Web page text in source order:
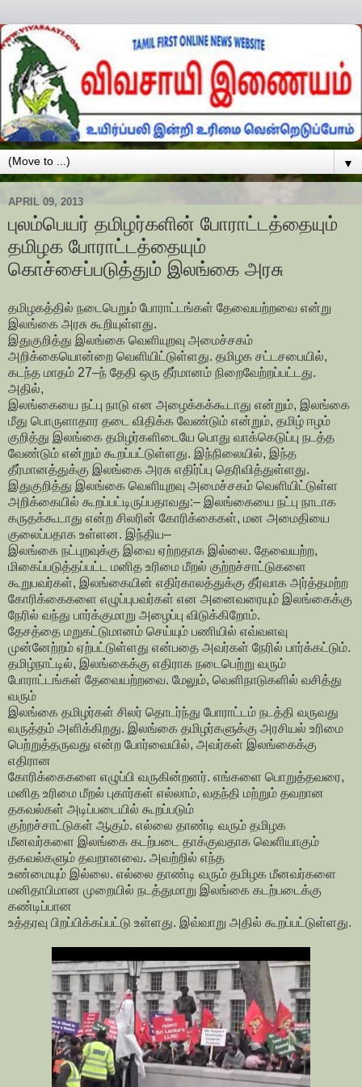
▼
APRIL 09, 2013
புலம்பெயர் தமிழர்களின் போராட்டத்தையும்
தமிழக போராட்டத்தையும்
கொச்சைப்படுத்தும் இலங்கை அரசு
தமிழகத்தில் நடைபெறும் போராட்டங்கள் தேவையற்றவை என்று
இலங்கை அரசு கூறியுள்ளது.
இதுகுறித்து இலங்கை வெளியுறவு அமைச்சகம்
அறிக்கையொன்றை வெளியிட்டுள்ளது. தமிழக சட்டசபையில்,
கடந்த மாதம் 27–ந் தேதி ஒரு தீர்மானம் நிறைவேற்றப்பட்டது.
அதில்,
இலங்கையை நட்பு நாடு என அழைக்கக்கூடாது என்றும், இலங்கை
மீது பொருளாதார தடை விதிக்க வேண்டும் என்றும், தமிழ் ஈழம்
குறித்து இலங்கை தமிழர்களிடையே பொது வாக்கெடுப்பு நடத்த
வேண்டும் என்றும் கூறப்பட்டுள்ளது. இந்நிலையில், இந்த
தீர்மானத்துக்கு இலங்கை அரசு எதிர்ப்பு தெரிவித்துள்ளது.
இதுகுறித்து இலங்கை வெளியுறவு அமைச்சகம் வெளியிட்டுள்ள
அறிக்கையில் கூறப்பட்டிருப்பதாவது:– இலங்கையை நட்பு நாடாக
கருதக்கூடாது என்ற சிலரின் கோரிக்கைகள், மன அமைதியை
குலைப்பதாக உள்ளன. இந்திய–
இலங்கை நட்புறவுக்கு இவை ஏற்றதாக இல்லை. தேவையற்ற,
மிகைப்படுத்தப்பட்ட மனித உரிமை மீறல் குற்றச்சாட்டுகளை
கூறுபவர்கள், இலங்கையின் எதிர்காலத்துக்கு தீர்வாக அர்த்தமற்ற
கோரிக்கைகளை எழுப்புபவர்கள் என அனைவரையும் இலங்கைக்கு
நேரில் வந்து பார்க்குமாறு அழைப்பு விடுக்கிறோம்.
தேசத்தை மறுகட்டுமானம் செய்யும் பணியில் எவ்வளவு
முன்னேற்றம் ஏற்பட்டுள்ளது என்பதை அவர்கள் நேரில் பார்க்கட்டும்.
தமிழ்நாட்டில், இலங்கைக்கு எதிராக நடைபெற்று வரும்
போராட்டங்கள் தேவையற்றவை. மேலும், வெளிநாடுகளில் வசித்து
வரும்
இலங்கை தமிழர்கள் சிலர் தொடர்ந்து போராட்டம் நடத்தி வருவது
வருத்தம் அளிக்கிறது. இலங்கை தமிழர்களுக்கு அரசியல் உரிமை
பெற்றுத்தருவது என்ற போர்வையில், அவர்கள் இலங்கைக்கு
எதிரான
கோரிக்கைகளை எழுப்பி வருகின்றனர். எங்களை பொறுத்தவரை,
மனித உரிமை மீறல் புகார்கள் எல்லாம், வதந்தி மற்றும் தவறான
தகவல்கள் அடிப்படையில் கூறப்படும்
குற்றச்சாட்டுகள் ஆகும். எல்லை தாண்டி வரும் தமிழக
மீனவர்களை இலங்கை கடற்படை தாக்குவதாக வெளியாகும்
தகவல்களும் தவறானவை. அவற்றில் எந்த
உண்மையும் இல்லை. எல்லை தாண்டி வரும் தமிழக மீனவர்களை
மனிதாபிமான முறையில் நடத்துமாறு இலங்கை கடற்படைக்கு
கண்டிப்பான
உத்தரவு பிறப்பிக்கப்பட்டு உள்ளது. இவ்வாறு அதில் கூறப்பட்டுள்ளது.